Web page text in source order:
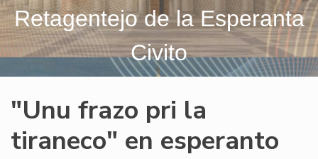
Retagentejo de la Esperanta
Civito
"Unu frazo pri la
tiraneco" en esperanto